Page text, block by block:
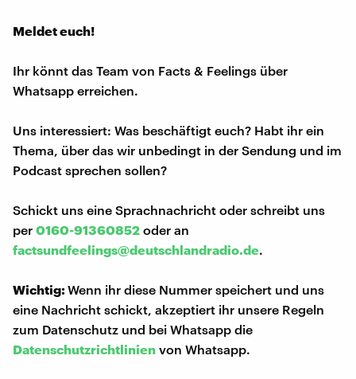
Meldet euch!
Ihr könnt das Team von Facts & Feelings über
Whatsapp erreichen.
Uns interessiert: Was beschäftigt euch? Habt ihr ein
Thema, über das wir unbedingt in der Sendung und im
Podcast sprechen sollen?
Schickt uns eine Sprachnachricht oder schreibt uns
per 0160-91360852 oder an
factsundfeelings@deutschlandradio.de.
Wichtig:Wenn ihr diese Nummer speichert und uns
eine Nachricht schickt, akzeptiert ihr unsere Regeln
zum Datenschutz und bei Whatsapp die
Datenschutzrichtlinien von Whatsapp.